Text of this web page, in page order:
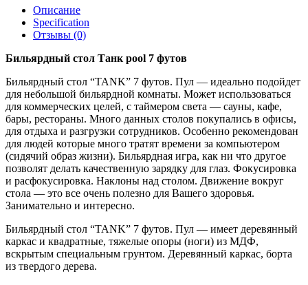
Описание
Specification
Отзывы (0)
Бильярдный стол Танк pool 7 футов
Бильярдный стол “TANK” 7 футов. Пул — идеально подойдет
для небольшой бильярдной комнаты. Может использоваться
для коммерческих целей, с таймером света — сауны, кафе,
бары, рестораны. Много данных столов покупались в офисы,
для отдыха и разгрузки сотрудников. Особенно рекомендован
для людей которые много тратят времени за компьютером
(сидячий образ жизни). Бильярдная игра, как ни что другое
позволят делать качественную зарядку для глаз. Фокусировка
и расфокусировка. Наклоны над столом. Движение вокруг
стола — это все очень полезно для Вашего здоровья.
Занимательно и интересно.
Бильярдный стол “TANK” 7 футов. Пул — имеет деревянный
каркас и квадратные, тяжелые опоры (ноги) из МДФ,
вскрытым специальным грунтом. Деревянный каркас, борта
из твердого дерева.